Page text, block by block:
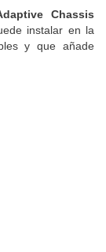
Chassis
instalar en la
y que añade